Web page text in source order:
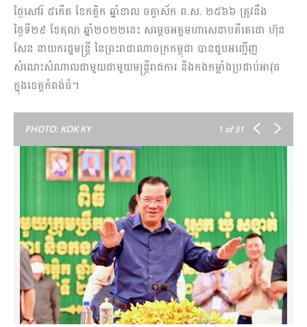
ថ្ងៃសៅរ៍ ៥កើត ខែកត្តិក ឆ្នាំខាល ចត្វាស័ក ព.ស. ២៥៦៦ ត្រូវនឹង
ថ្ងៃទី២៩ ខែតុលា ឆ្នាំ២០២២នេះ សម្តេចអគ្គមហាសេនាបតីតេជោ ហ៊ុន
សែន នាយករដ្ឋមន្ត្រី នៃព្រះរាជាណាចក្រកម្ពុជា បានជួបអញ្ជើញ
សំណេះសំណាលជាមួយជាមួយមន្ត្រីរាជការ និងកងកម្លាំងប្រដាប់អាវុធ
ក្នុងខេត្តកំពង់ធំ។
PHOTO: KOK KY 1 of 31